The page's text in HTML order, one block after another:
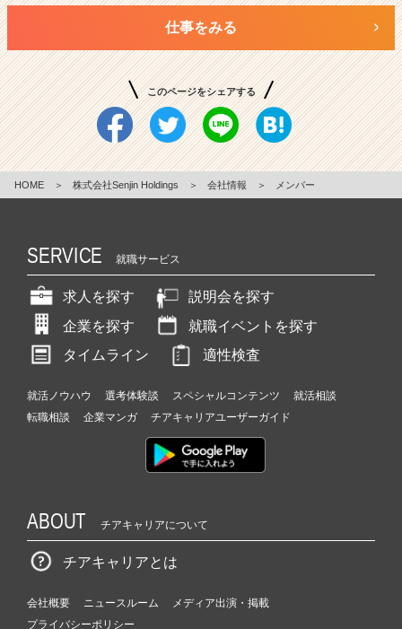
仕事をみる
このページをシェアする
HOME ＞ 株式会社Senjin Holdings ＞ 会社情報 ＞ メンバー
SERVICE 就職サービス
求人を探す
説明会を探す
企業を探す
就職イベントを探す
タイムライン
適性検査
就活ノウハウ 選考体験談 スペシャルコンテンツ
就活相談
転職相談
企業マンガ チアキャリアユーザーガイド
ABOUT チアキャリアについて
チアキャリアとは
会社概要 ニュースルーム
メディア出演・掲載
プライバシーポリシー